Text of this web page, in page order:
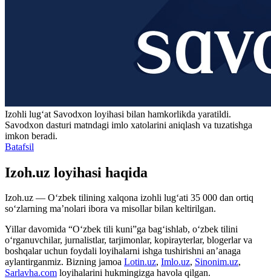
Izohli lugʻat Savodxon loyihasi bilan hamkorlikda yaratildi.
Savodxon dasturi matndagi imlo xatolarini aniqlash va tuzatishga
imkon beradi.
Batafsil
Izoh.uz loyihasi haqida
Izoh.uz — O‘zbek tilining xalqona izohli lug‘ati 35 000 dan ortiq
so‘zlarning ma’nolari ibora va misollar bilan keltirilgan.
Yillar davomida “O‘zbek tili kuni”ga bag‘ishlab, o‘zbek tilini
o‘rganuvchilar, jurnalistlar, tarjimonlar, kopirayterlar, blogerlar va
boshqalar uchun foydali loyihalarni ishga tushirishni an’anaga
aylantirganmiz. Bizning jamoa Lotin.uz, Imlo.uz, Sinonim.uz,
Sarlavha.com loyihalarini hukmingizga havola qilgan.